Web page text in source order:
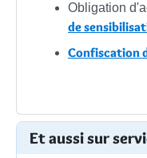
Obligation
de
Confiscation
Et aussi sur